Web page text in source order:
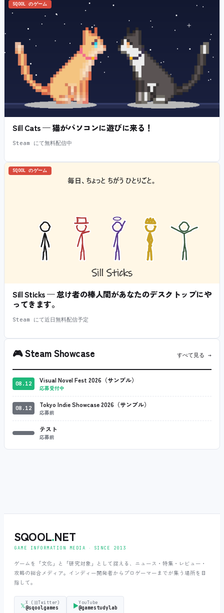
SQOOL のゲーム
Sill Cats — 猫がパソコンに遊びに来る！
Steam にて無料配信中
SQOOL のゲーム
Sill Sticks — 怠け者の棒人間があなたのデスクトップにや
ってきます。
Steam にて近日無料配信予定
🎮Steam Showcase すべて見る →
08.12 Visual Novel Fest 2026（サンプル）
応募受付中
08.12 Tokyo Indie Showcase 2026（サンプル）
応募前
テスト
応募前
SQOOL.NET
GAME INFORMATION MEDIA ‧ SINCE 2013
ゲームを「文化」と「研究対象」として捉える、ニュース・特集・レビュー・
攻略の総合メディア。インディー開発者からプロゲーマーまでが集う場所を目
指して。
𝕏 X (旧Twitter)
@sqoolgames ▶YouTube
@gamestudylab